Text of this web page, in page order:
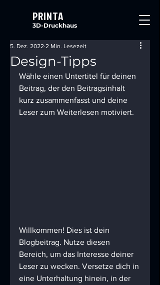
PRINTA
3D-Druckhaus
Design-Tipps
5. Dez. 2022 2 Min. Lesezeit
Wähle einen Untertitel für deinen
Beitrag, der den Beitragsinhalt
kurz zusammenfasst und deine
Leser zum Weiterlesen motiviert.
Willkommen! Dies ist dein
Blogbeitrag. Nutze diesen
Bereich, um das Interesse deiner
Leser zu wecken. Versetze dich in
eine Unterhaltung hinein, in der